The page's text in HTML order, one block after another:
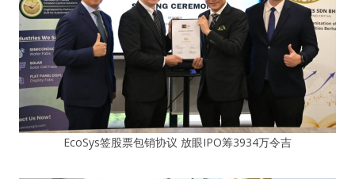
EcoSys签股票包销协议 放眼IPO筹3934万令吉